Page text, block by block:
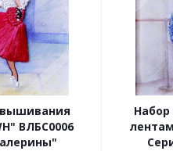
ВЛБС0006